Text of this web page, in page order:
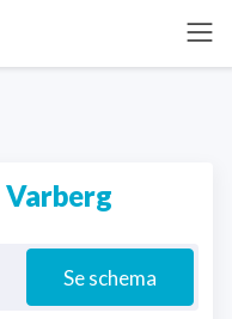
Varberg
Se schema